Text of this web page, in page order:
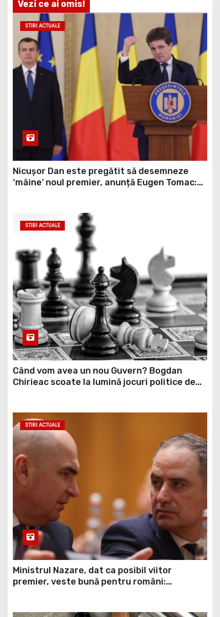
Vezi ce ai omis!
STIRI ACTUALE
Nicușor Dan este pregătit să desemneze
‘mâine’ noul premier, anunță Eugen Tomac:
STIRI ACTUALE
Când vom avea un nou Guvern? Bogdan
Chirieac scoate la lumină jocuri politice de
STIRI ACTUALE
Ministrul Nazare, dat ca posibil viitor
premier, veste bună pentru români: